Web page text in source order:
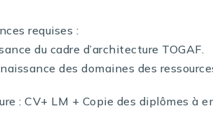
requises :
du cadre d’architecture TOGAF.
des domaines des
: CV+ LM + Copie des diplômes à